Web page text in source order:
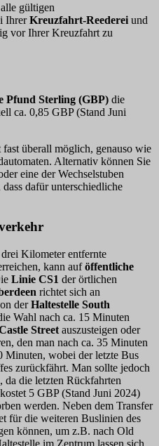
gültigen
IhrerKreuzfahrt-Reederei und
vor Ihrer Kreuzfahrt zu
Pfund Sterling (GBP) die
ca. 0,85 GBP (Stand Juni
fast überall möglich, genauso wie
Alternativ können Sie
eine der Wechselstuben
dafür unterschiedliche
drei Kilometer entfernte
kann auföffentliche
Linie CS1 der örtlichen
richtet sich an
derHaltestelle South
Wahl nach ca. 15 Minuten
Street auszusteigen oder
den man nach ca. 35 Minuten
Minuten, wobei der letzte Bus
zurückfährt. Man sollte jedoch
da die letzten Rückfahrten
5 GBP (Stand Juni 2024)
werden. Neben dem Transfer
für die weiteren Buslinien des
können, um z.B. nach Old
im Zentrum lassen sich